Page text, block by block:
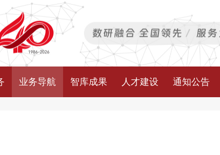
业务导航 智库成果 人才建设 通知公告